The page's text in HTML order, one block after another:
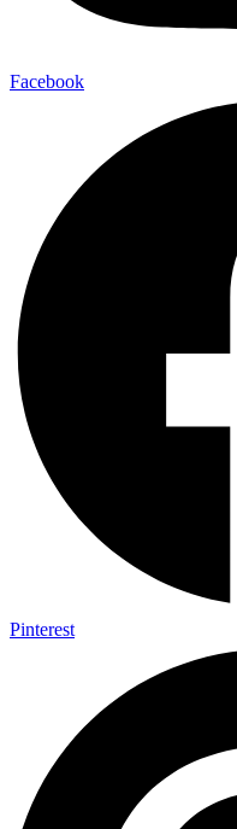
Facebook
Pinterest